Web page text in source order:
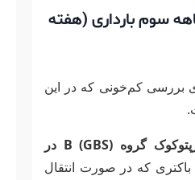
سوم بارداری (هفته
بررسی کم‌خونی که در این
غربالگری استرپتوکوک گروه B (GBS) در
باکتری که در صورت انتقال